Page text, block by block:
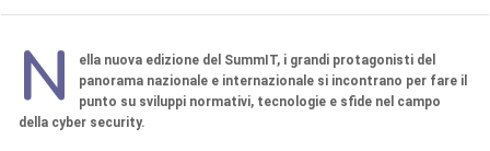
N
ella nuova edizione del SummIT, i grandi protagonisti del
panorama nazionale e internazionale si incontrano per fare il
punto su sviluppi normativi, tecnologie e sfide nel campo
della cyber security.